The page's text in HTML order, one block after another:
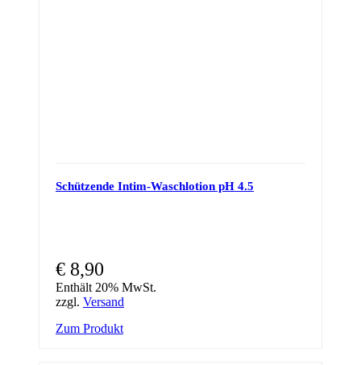
Schützende Intim-Waschlotion pH 4.5
€ 8,90
Enthält 20% MwSt.
zzgl. Versand
Zum Produkt